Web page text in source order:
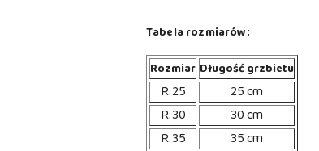
Tabela rozmiarów:
Rozmiar Długość grzbietu
R.25
25 cm
R.30
30 cm
R.35
35 cm